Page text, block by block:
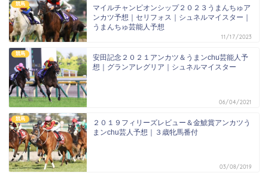
競馬
マイルチャンピオンシップ２０２３うまんちゅア
ンカツ予想｜セリフォス｜シュネルマイスター｜
うまんちゅ芸能人予想
11/17/2023
競馬
安田記念２０２１アンカツ＆うまンchu芸能人予
想｜グランアレグリア｜シュネルマイスター
06/04/2021
競馬
２０１９フィリーズレビュー＆金鯱賞アンカツう
まンchu芸人予想｜３歳牝馬番付
03/08/2019